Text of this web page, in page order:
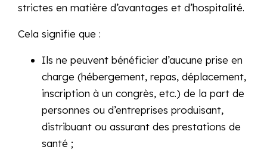
strictes en matière d’avantages et d’hospitalité.
Cela signifie que :
Ils ne peuvent bénéficier d’aucune prise en
charge (hébergement, repas, déplacement,
inscription à un congrès, etc.) de la part de
personnes ou d’entreprises produisant,
distribuant ou assurant des prestations de
santé ;